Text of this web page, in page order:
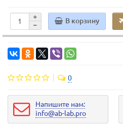
В корзину
0
Напишите нам:
info@ab-lab.pro